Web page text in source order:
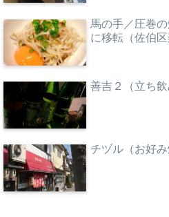
馬の手／圧巻
に移転（佐伯区
善吉２（立ち飲
チヅル（お好